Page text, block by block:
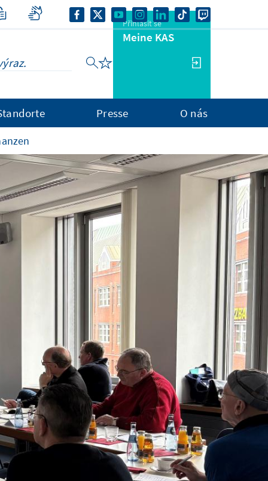
Přihlásit se
Meine KAS
Presse O nás